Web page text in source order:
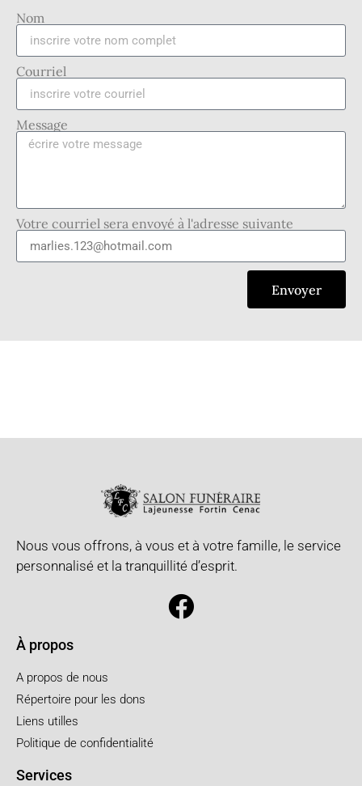
Nom
Courriel
Message
Votre courriel sera envoyé à l'adresse suivante
Envoyer
Nous vous offrons, à vous et à votre famille, le service
personnalisé et la tranquillité d’esprit.
À propos
A propos de nous
Répertoire pour les dons
Liens utilles
Politique de confidentialité
Services